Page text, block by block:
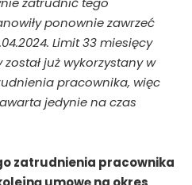
ponownie zawrzeć
Limit 33 miesięcy
już wykorzystany w
pracownika, więc
jedynie na czas
zatrudnienia pracownika